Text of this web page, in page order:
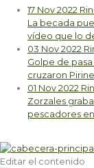
17 Nov 2022
La becada
vídeo que lo
03 Nov 2022
Golpe de
cruzaron
01 Nov 2022
Zorzales
pescadores
Editar el contenido